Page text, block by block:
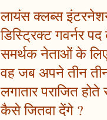
लायंस क्लब्स
डिस्ट्रिक्ट गवर्नर
समर्थक नेताओं के
वह जब अपने तीन
लगातार पराजित
कैसे जितवा देंगे ?